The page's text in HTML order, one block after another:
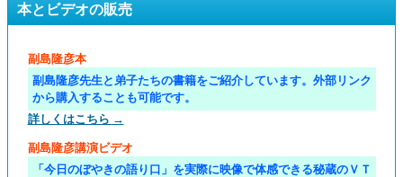
本とビデオの販売
副島隆彦本
副島隆彦先生と弟子たちの書籍をご紹介しています。外部リンク
から購入することも可能です。
詳しくはこちら →
副島隆彦講演ビデオ
「今日のぼやきの語り口」を実際に映像で体感できる秘蔵のＶＴ